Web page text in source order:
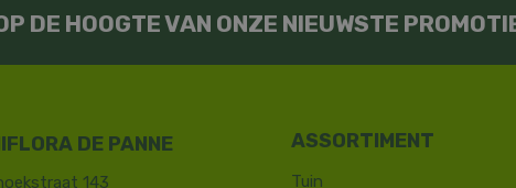
DE HOOGTE VAN ONZE NIEUWSTE
DE PANNE
143
Tuin